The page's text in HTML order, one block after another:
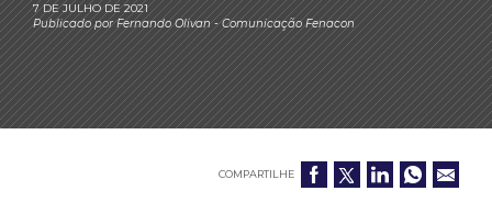
7 DE JULHO DE 2021
Publicado porFernando Olivan- Comunicação Fenacon
COMPARTILHE